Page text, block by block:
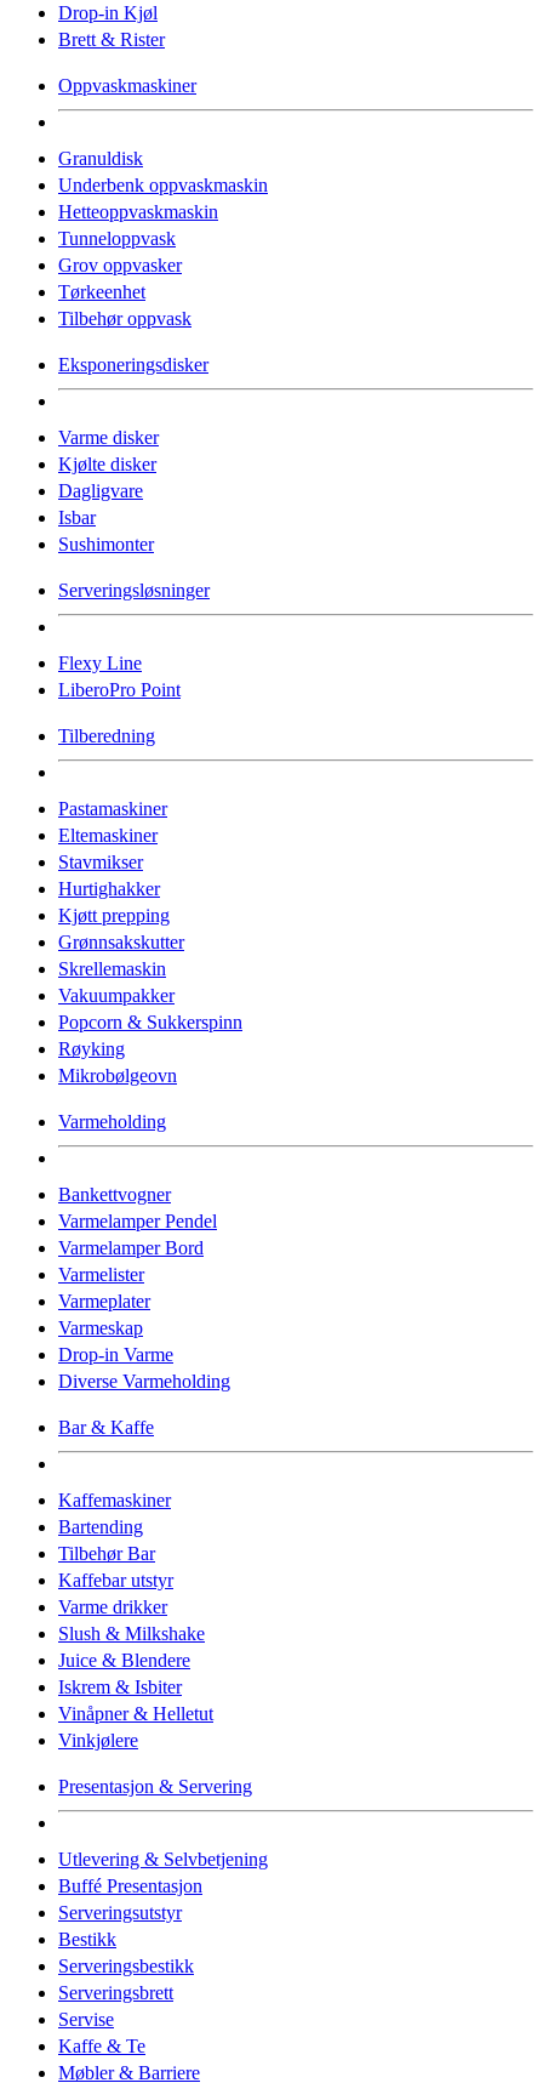
Drop-in Kjøl
Brett & Rister
Oppvaskmaskiner
Granuldisk
Underbenk oppvaskmaskin
Hetteoppvaskmaskin
Tunneloppvask
Grov oppvasker
Tørkeenhet
Tilbehør oppvask
Eksponeringsdisker
Varme disker
Kjølte disker
Dagligvare
Isbar
Sushimonter
Serveringsløsninger
Flexy Line
LiberoPro Point
Tilberedning
Pastamaskiner
Eltemaskiner
Stavmikser
Hurtighakker
Kjøtt prepping
Grønnsakskutter
Skrellemaskin
Vakuumpakker
Popcorn & Sukkerspinn
Røyking
Mikrobølgeovn
Varmeholding
Bankettvogner
Varmelamper Pendel
Varmelamper Bord
Varmelister
Varmeplater
Varmeskap
Drop-in Varme
Diverse Varmeholding
Bar & Kaffe
Kaffemaskiner
Bartending
Tilbehør Bar
Kaffebar utstyr
Varme drikker
Slush & Milkshake
Juice & Blendere
Iskrem & Isbiter
Vinåpner & Helletut
Vinkjølere
Presentasjon & Servering
Utlevering & Selvbetjening
Buffé Presentasjon
Serveringsutstyr
Bestikk
Serveringsbestikk
Serveringsbrett
Servise
Kaffe & Te
Møbler & Barriere